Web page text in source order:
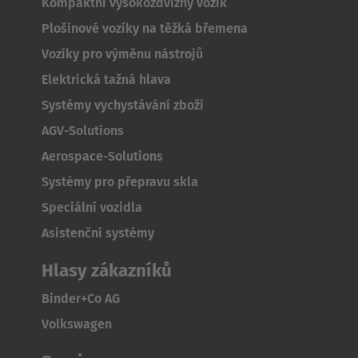
Nederland
Nederlands
Österreich
Deutsch
Polska
Polski
Türkiye
Türkçe
English Neutral
Plošinové vozíky na těžká břemena
Vozíky pro výměnu nástrojů
Elektrická tažná hlava
Systémy vychystávání zboží
AGV-Solutions
Aerospace-Solutions
Systémy pro přepravu skla
Speciální vozidla
Asistenční systémy
Hlasy zákazníků
Binder+Co AG
Volkswagen